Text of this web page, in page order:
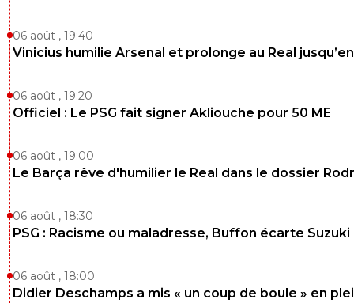
06 août , 19:40
Vinicius humilie Arsenal et prolonge au Real
06 août , 19:20
Officiel : Le PSG fait signer Akliouche pour 50 ME
06 août , 19:00
Le Barça rêve d'humilier le Real dans le dossier
06 août , 18:30
PSG : Racisme ou maladresse, Buffon écarte Suzuki
06 août , 18:00
Didier Deschamps a mis « un coup de boule » en